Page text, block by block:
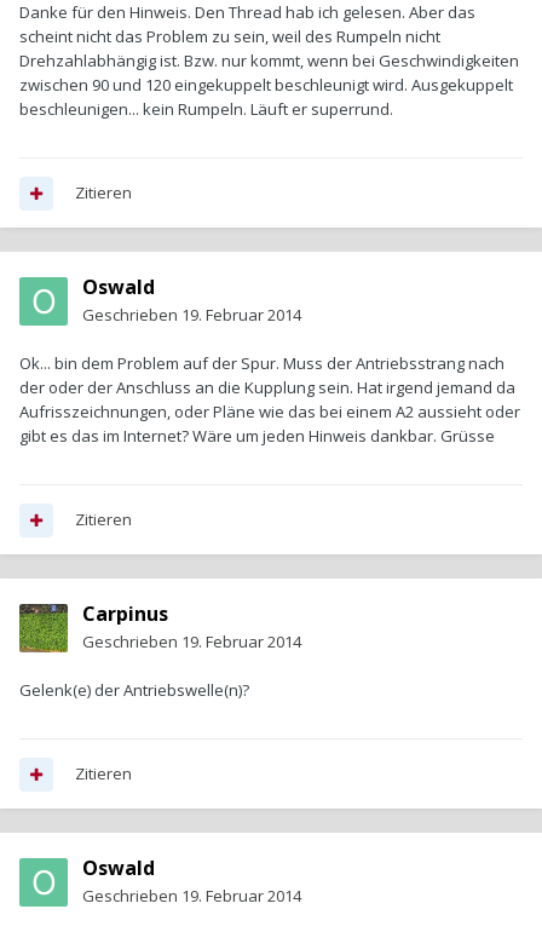
Danke für den Hinweis. Den Thread hab ich gelesen. Aber das
scheint nicht das Problem zu sein, weil des Rumpeln nicht
Drehzahlabhängig ist. Bzw. nur kommt, wenn bei Geschwindigkeiten
zwischen 90 und 120 eingekuppelt beschleunigt wird. Ausgekuppelt
beschleunigen... kein Rumpeln. Läuft er superrund.
Zitieren
Oswald
Geschrieben 19. Februar 2014
Ok... bin dem Problem auf der Spur. Muss der Antriebsstrang nach
der oder der Anschluss an die Kupplung sein. Hat irgend jemand da
Aufrisszeichnungen, oder Pläne wie das bei einem A2 aussieht oder
gibt es das im Internet? Wäre um jeden Hinweis dankbar. Grüsse
Zitieren
Carpinus
Geschrieben 19. Februar 2014
Gelenk(e) der Antriebswelle(n)?
Zitieren
Oswald
Geschrieben 19. Februar 2014